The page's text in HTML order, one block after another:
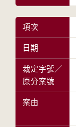
項次
日期
裁定字號／
原分案號
案由